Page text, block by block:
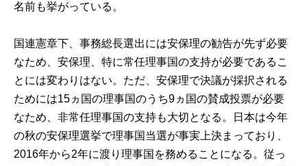
名前も挙がっている。
国連憲章下、事務総長選出には安保理の勧告が先ず必要
なため、安保理、特に常任理事国の支持が必要であるこ
とには変わりはない。ただ、安保理で決議が採択される
ためには15ヵ国の理事国のうち9ヵ国の賛成投票が必要
なため、非常任理事国の支持も大切となる。日本は今年
の秋の安保理選挙で理事国当選が事実上決まっており、
2016年から2年に渡り理事国を務めることになる。従っ